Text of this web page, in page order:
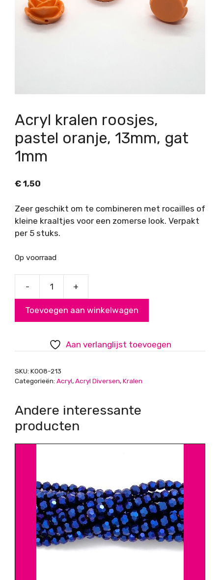
Acryl kralen roosjes,
pastel oranje, 13mm, gat
1mm
€ 1,50
Zeer geschikt om te combineren met rocailles of
kleine kraaltjes voor een zomerse look. Verpakt
per 5 stuks.
Op voorraad
-
roosjes,
oranje,
13mm,
1mm
+
Toevoegen aan winkelwagen
Aan verlanglijst toevoegen
SKU: K008-213
Categorieën: Acryl,Acryl Diversen,Kralen
Andere interessante
producten